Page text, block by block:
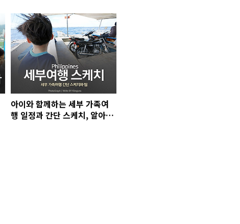
아이와 함께하는 세부 가족여
행 일정과 간단 스케치, 알아두